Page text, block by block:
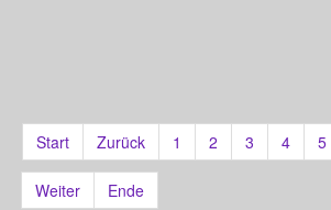
Start Zurück 1 2 3 4 5
Weiter Ende